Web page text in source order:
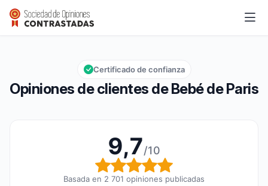
Bebé de Paris
Calificación global: 9,7 de 10
9,7/10
Opiniones de clientes de Bebé de Paris
Certificado de confianza
9,7/10
Calificación global: 9,7
Basada en 2 701 opiniones publicadas